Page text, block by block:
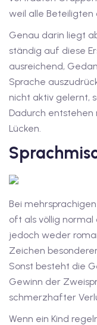
B2
Deutsch C1
C1
Deutsch C1
C1
A1
weil alle
Genau darin liegt
ständig auf diese
ausreichend,
Sprache
nicht aktiv gelernt,
Dadurch
Lücken.
Bei
oft als völlig normal
jedoch weder
Zeichen
Sonst besteht die
Gewinn der
schmerzhafter
Wenn ein Kind